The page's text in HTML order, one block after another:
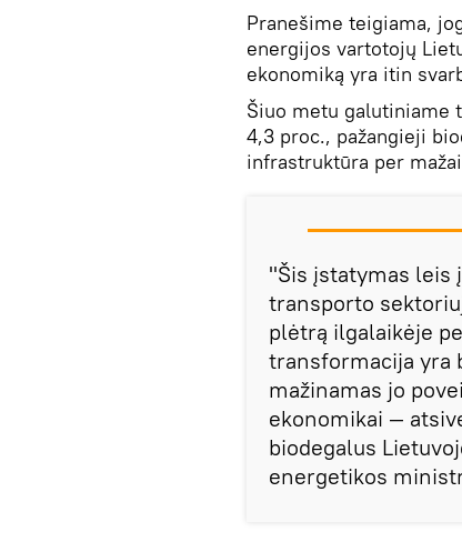
Pranešime teigiama,
energijos vartotojų
ekonomiką yra itin
Šiuo metu galutiniame
4,3 proc., pažangieji
infrastruktūra per
"Šis įstatymas leis
transporto
plėtrą ilgalaikėje
transformacija yra
mažinamas jo
ekonomikai —
biodegalus
energetikos